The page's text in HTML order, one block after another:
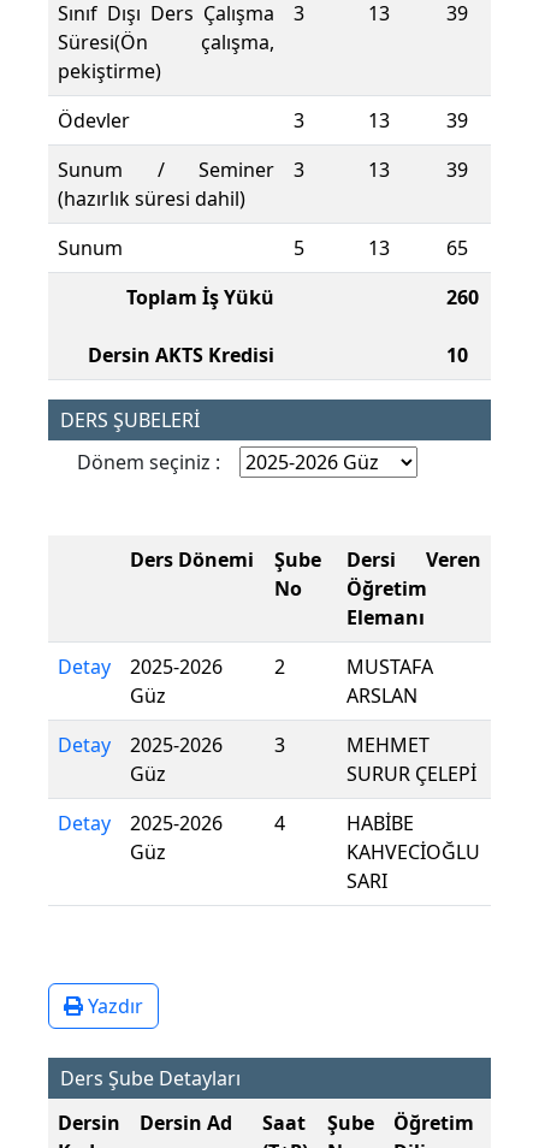
Sınıf Dışı Ders Çalışma
Süresi(Ön çalışma,
pekiştirme)
3 13 39
Ödevler 3 13
39
Sunum / Seminer
(hazırlık süresi dahil)
3 13 39
Sunum 5 13
65
Toplam İş Yükü
Dersin AKTS Kredisi
260
10
DERS ŞUBELERİ
Dönem seçiniz :
Ders Dönemi
Şube
No
Dersi Veren
Öğretim
Elemanı
Detay
2025-2026
Güz
2
MUSTAFA
ARSLAN
Detay
2025-2026
Güz
3
MEHMET
SURUR ÇELEPİ
Detay
2025-2026
Güz
4
HABİBE
KAHVECİOĞLU
SARI
Yazdır
Ders Şube Detayları
Dersin
Dersin Ad
Saat
Şube
Öğretim